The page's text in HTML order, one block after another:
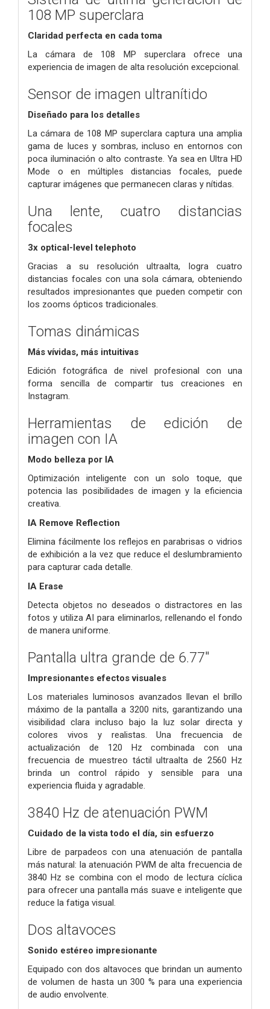
108 MP superclara
Claridad perfecta en cada toma
La cámara de 108 MP superclara ofrece una
experiencia de imagen de alta resolución excepcional.
Sensor de imagen ultranítido
Diseñado para los detalles
La cámara de 108 MP superclara captura una amplia
gama de luces y sombras, incluso en entornos con
poca iluminación o alto contraste. Ya sea en Ultra HD
Mode o en múltiples distancias focales, puede
capturar imágenes que permanecen claras y nítidas.
Una lente, cuatro distancias
focales
3x optical-level telephoto
Gracias a su resolución ultraalta, logra cuatro
distancias focales con una sola cámara, obteniendo
resultados impresionantes que pueden competir con
los zooms ópticos tradicionales.
Tomas dinámicas
Más vívidas, más intuitivas
Edición fotográfica de nivel profesional con una
forma sencilla de compartir tus creaciones en
Instagram.
Herramientas de edición de
imagen con IA
Modo belleza por IA
Optimización inteligente con un solo toque, que
potencia las posibilidades de imagen y la eficiencia
creativa.
IA Remove Reflection
Elimina fácilmente los reflejos en parabrisas o vidrios
de exhibición a la vez que reduce el deslumbramiento
para capturar cada detalle.
IA Erase
Detecta objetos no deseados o distractores en las
fotos y utiliza AI para eliminarlos, rellenando el fondo
de manera uniforme.
Pantalla ultra grande de 6.77"
Impresionantes efectos visuales
Los materiales luminosos avanzados llevan el brillo
máximo de la pantalla a 3200 nits, garantizando una
visibilidad clara incluso bajo la luz solar directa y
colores vivos y realistas. Una frecuencia de
actualización de 120 Hz combinada con una
frecuencia de muestreo táctil ultraalta de 2560 Hz
brinda un control rápido y sensible para una
experiencia fluida y agradable.
3840 Hz de atenuación PWM
Cuidado de la vista todo el día, sin esfuerzo
Libre de parpadeos con una atenuación de pantalla
más natural: la atenuación PWM de alta frecuencia de
3840 Hz se combina con el modo de lectura cíclica
para ofrecer una pantalla más suave e inteligente que
reduce la fatiga visual.
Dos altavoces
Sonido estéreo impresionante
Equipado con dos altavoces que brindan un aumento
de volumen de hasta un 300 % para una experiencia
de audio envolvente.